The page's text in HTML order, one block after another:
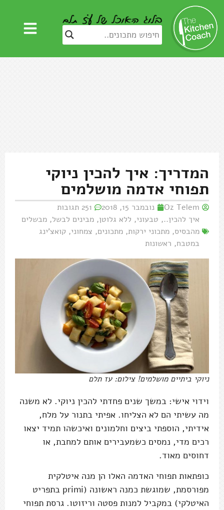
המדריך: איך להכין ניוקי
תפוחי אדמה מושלמים
Oz Telem נובמבר 15, 2018
251 תגובות
איך להכין.., טבעוני, ללא גלוטן, מבינים לבשל, מבשלים
מהבסיס, מתכוני ירקות, מתכונים, צמחוני, קואצ'ינג
במטבח, ראשונות
ניוקי ביתיים מושלמים! צילום: עז תלם
וידוי אישי: במשך שנים פחדתי להכין ניוקי. לא משנה
מה עשיתי הם לא הצליחו. אפיתי בתנור על מלח,
אידיתי, הוספתי ביצים וחלמונים ואיכשהו תמיד יצאו
רכים מדי, נמסים כשמעבירים אותם למחבת, או
דחוסים מאוד.
כופתאות תפוחי האדמה האלו הן מנה איטלקית
מפורסמת, שמוגשת כמנה ראשונה (primi בתפריט
האיטלקי) במקביל למנות פסטה וריזוטו. גרסת תפוחי